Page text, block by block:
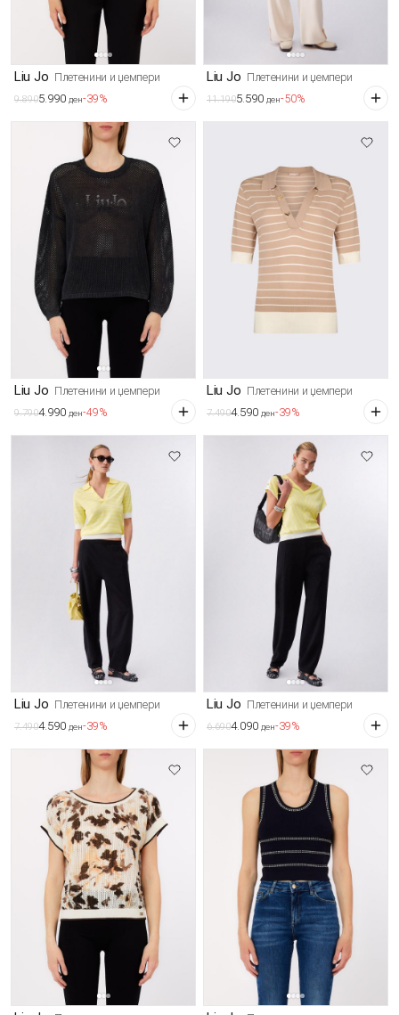
Liu Jo Плетенини и џемпери
9.8905.990 ден-39%
Liu Jo Плетенини и џемпери
11.1905.590 ден-50%
Liu Jo Плетенини и џемпери
9.7904.990 ден-49%
Liu Jo Плетенини и џемпери
7.4904.590 ден-39%
Liu Jo Плетенини и џемпери
7.4904.590 ден-39%
Liu Jo Плетенини и џемпери
6.6904.090 ден-39%